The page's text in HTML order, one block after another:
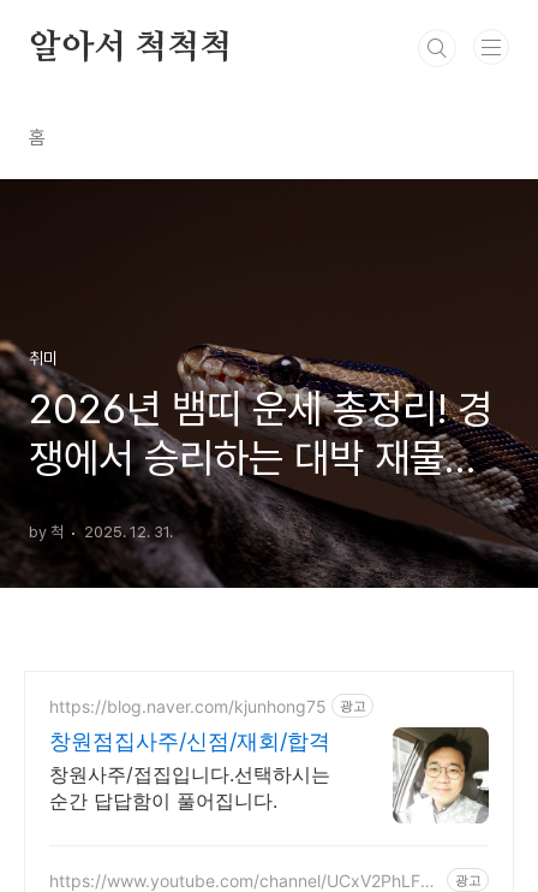
알아서 척척척
홈
취미
2026년 뱀띠 운세 총정리! 경
쟁에서 승리하는 대박 재물운
(01/89/77년생)
by 척 2025. 12. 31.
https://blog.naver.com/kjunhong75 광고
창원점집사주/신점/재회/합격
창원사주/접집입니다.선택하시는
순간 답답함이 풀어집니다.
https://www.youtube.com/channel/UCxV2PhLFg
광고